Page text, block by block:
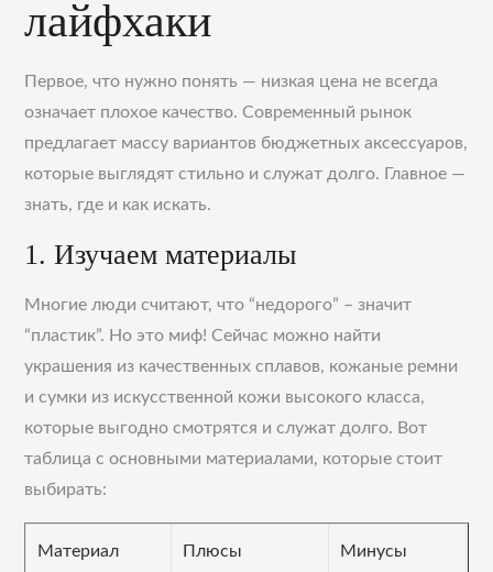
лайфхаки
Первое, что нужно понять — низкая цена не всегда
означает плохое качество. Современный рынок
предлагает массу вариантов бюджетных аксессуаров,
которые выглядят стильно и служат долго. Главное —
знать, где и как искать.
1. Изучаем материалы
Многие люди считают, что “недорого” – значит
“пластик”. Но это миф! Сейчас можно найти
украшения из качественных сплавов, кожаные ремни
и сумки из искусственной кожи высокого класса,
которые выгодно смотрятся и служат долго. Вот
таблица с основными материалами, которые стоит
выбирать:
Материал Плюсы Минусы